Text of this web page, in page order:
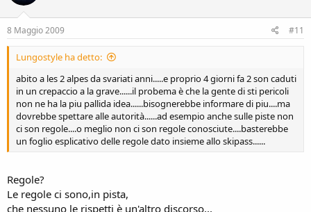
8 Maggio 2009 #11
Lungostyle ha detto:
abito a les 2 alpes da svariati anni.....e proprio 4 giorni fa 2 son caduti
in un crepaccio a la grave......il probema è che la gente di sti pericoli
non ne ha la piu pallida idea......bisognerebbe informare di piu....ma
dovrebbe spettare alle autorità......ad esempio anche sulle piste non
ci son regole....o meglio non ci son regole conosciute....basterebbe
un foglio esplicativo delle regole dato insieme allo skipass......
Regole?
Le regole ci sono,in pista,
che nessuno le rispetti è un'altro discorso...